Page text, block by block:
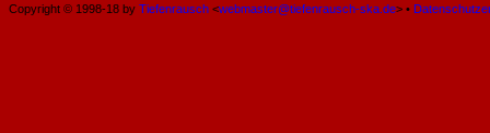
Copyright © 1998-18 by Tiefenrausch <webmaster@tiefenrausch-ska.de> •